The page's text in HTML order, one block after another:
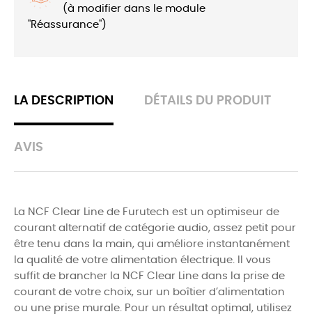
(à modifier dans le module
"Réassurance")
LA DESCRIPTION DÉTAILS DU PRODUIT
AVIS
La NCF Clear Line de Furutech est un optimiseur de
courant alternatif de catégorie audio, assez petit pour
être tenu dans la main, qui améliore instantanément
la qualité de votre alimentation électrique. Il vous
suffit de brancher la NCF Clear Line dans la prise de
courant de votre choix, sur un boîtier d’alimentation
ou une prise murale. Pour un résultat optimal, utilisez